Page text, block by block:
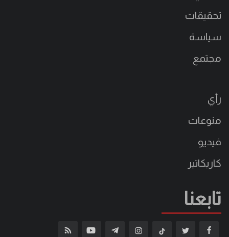
تحقيقات
سياسة
مجتمع
رأي
منوعات
فيديو
كاريكاتير
تابعنا